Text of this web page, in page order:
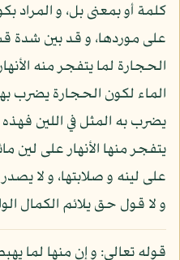
كلمة أو بمعنى بل، و المراد
على موردها، و قد بين شدة
الحجارة لما يتفجر منه
الماء لكون الحجارة يضرب
يضرب به المثل في اللين
يتفجر منها الأنهار على لين
على لينه و صلابتها، و لا
و لا قول حق يلائم الكمال
قوله تعالى: و إن منها لما